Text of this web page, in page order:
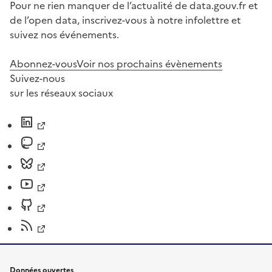
Pour ne rien manquer de l’actualité de data.gouv.fr et
de l’open data, inscrivez-vous à notre infolettre et
suivez nos événements.
Abonnez-vousVoir nos prochains évènements
Suivez-nous
sur les réseaux sociaux